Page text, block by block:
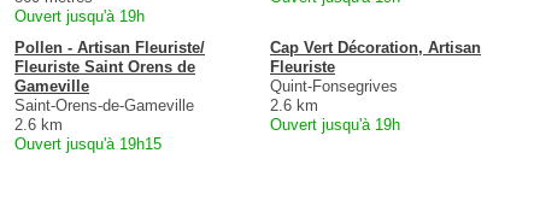
Ouvert jusqu'à 19h
Pollen - Artisan Fleuriste/
Fleuriste Saint Orens de
Gameville
Saint-Orens-de-Gameville
2.6 km
Ouvert jusqu'à 19h15
Cap Vert Décoration, Artisan
Fleuriste
Quint-Fonsegrives
2.6 km
Ouvert jusqu'à 19h